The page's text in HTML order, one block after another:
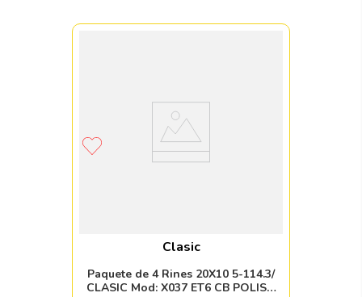
Clasic
Paquete de 4 Rines 20X10 5-114.3/
CLASIC Mod: X037 ET6 CB POLISH